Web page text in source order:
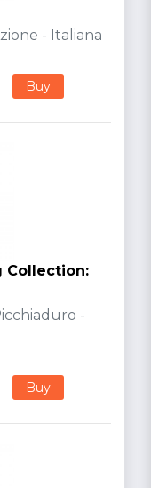
- Italiana
Buy
Collection:
-
Buy